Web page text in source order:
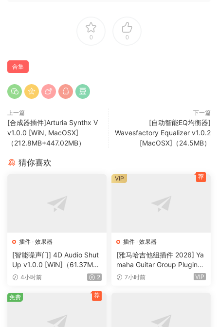
0 0
合集
上一篇
[合成器插件]Arturia Synthx V
v1.0.0 [WiN, MacOSX]
（212.8MB+447.02MB）
下一篇
[自动智能EQ均衡器]
Wavesfactory Equalizer v1.0.2
[MacOSX]（24.5MB）
猜你喜欢
插件 · 效果器
[智能噪声门] 4D Audio Shut
Up v1.0.0 [WiN]（61.37M
B）4小时前 2
插件 · 效果器
[雅马哈吉他组插件 2026] Ya
maha Guitar Group Plugins
2026 Incl Keygen-R2R [Wi
7小时前 VIP
VIP 荐
免费 荐